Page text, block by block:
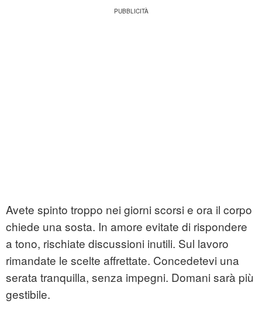
Avete spinto troppo nei giorni scorsi e ora il corpo
chiede una sosta. In amore evitate di rispondere
a tono, rischiate discussioni inutili. Sul lavoro
rimandate le scelte affrettate. Concedetevi una
serata tranquilla, senza impegni. Domani sarà più
gestibile.